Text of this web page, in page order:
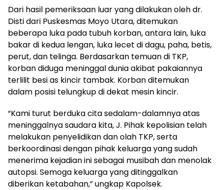
Dari hasil pemeriksaan luar yang dilakukan oleh dr.
Disti dari Puskesmas Moyo Utara, ditemukan
beberapa luka pada tubuh korban, antara lain, luka
bakar di kedua lengan, luka lecet di dagu, paha, betis,
perut, dan telinga. Berdasarkan temuan di TKP,
korban diduga meninggal dunia akibat pakaiannya
terlilit besi as kincir tambak. Korban ditemukan
dalam posisi telungkup di dekat mesin kincir.
“Kami turut berduka cita sedalam-dalamnya atas
meninggalnya saudara kita, J. Pihak kepolisian telah
melakukan penyelidikan dan olah TKP, serta
berkoordinasi dengan pihak keluarga yang sudah
menerima kejadian ini sebagai musibah dan menolak
autopsi. Semoga keluarga yang ditinggalkan
diberikan ketabahan,” ungkap Kapolsek.